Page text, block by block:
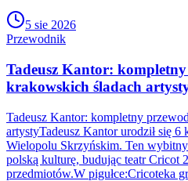
5 sie 2026
Przewodnik
Tadeusz Kantor:
krakowskich śladach
Tadeusz Kantor: kompletny
artystyTadeusz Kantor urodził się
Wielopolu Skrzyńskim. Ten
polską kulturę, budując teatr Cricot
przedmiotów.W pigułce:Cricoteka